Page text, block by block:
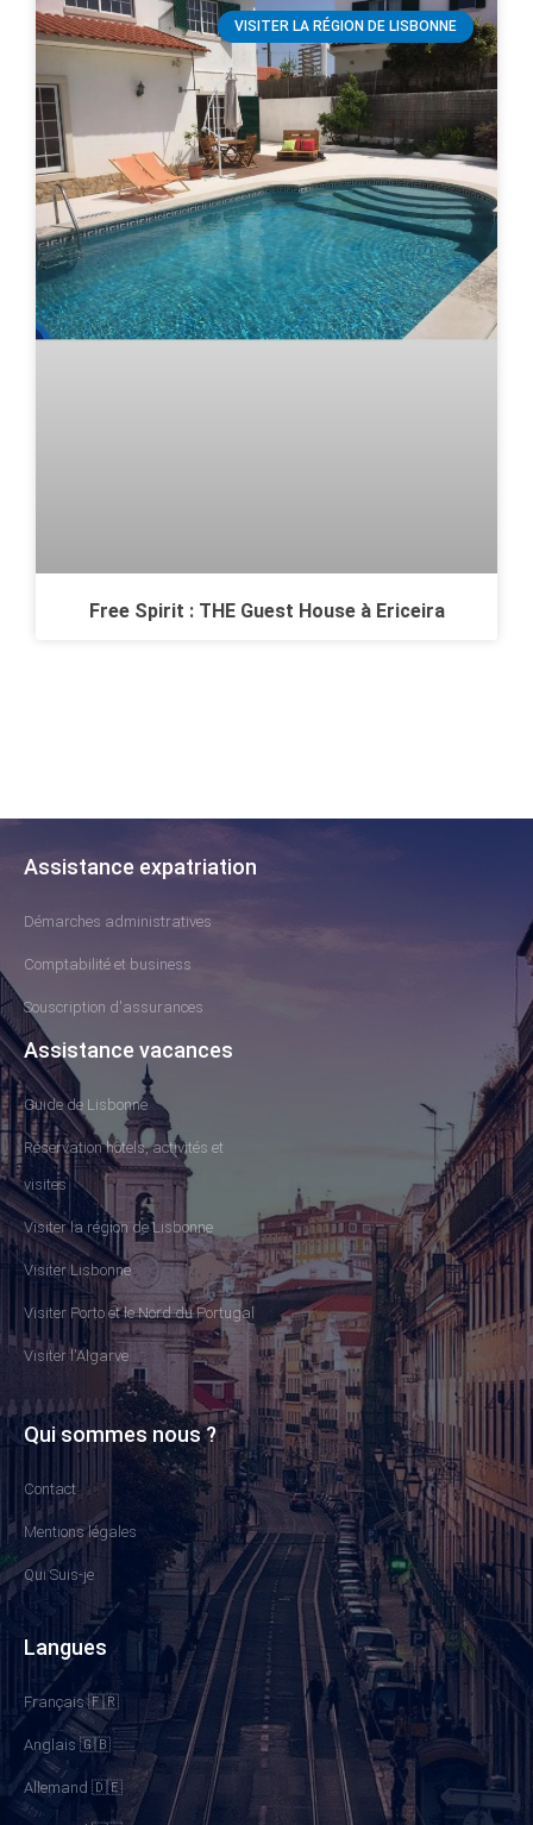
VISITER LA RÉGION DE LISBONNE
Free Spirit : THE Guest House à Ericeira
Assistance expatriation
Démarches administratives
Comptabilité et business
Souscription d'assurances
Assistance vacances
Guide de Lisbonne
Réservation hôtels, activités et
visites
Visiter la région de Lisbonne
Visiter Lisbonne
Visiter Porto et le Nord du Portugal
Visiter l'Algarve
Qui sommes nous ?
Contact
Mentions légales
Qui Suis-je
Langues
Français 🇫🇷
Anglais 🇬🇧
Allemand 🇩🇪